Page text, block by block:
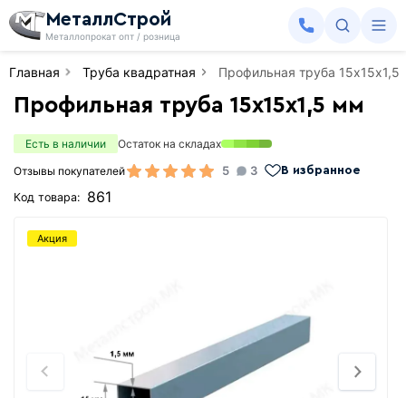
МеталлСтрой
Металлопрокат опт / розница
Главная Труба квадратная Профильная труба
Профильная труба 15х15х1,5 мм
Есть в наличии
Остаток на складах
Отзывы покупателей
5 3 В избранное
Код товара: 861
Акция